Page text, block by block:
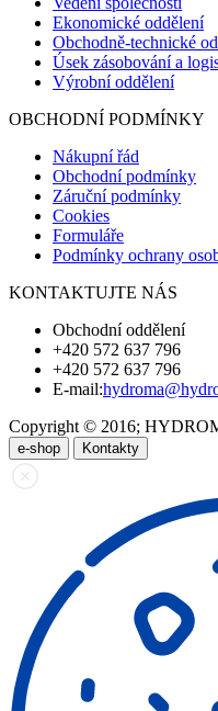
Ekonomické oddělení
Obchodně-technické
Úsek zásobování a
Výrobní oddělení
OBCHODNÍ PODMÍNKY
Nákupní řád
Obchodní podmínky
Záruční podmínky
Cookies
Formuláře
Podmínky ochrany
KONTAKTUJTE NÁS
Obchodní oddělení
+420 572 637 796
+420 572 637 796
E-mail:
Copyright © 2016;
e-shop Kontakty